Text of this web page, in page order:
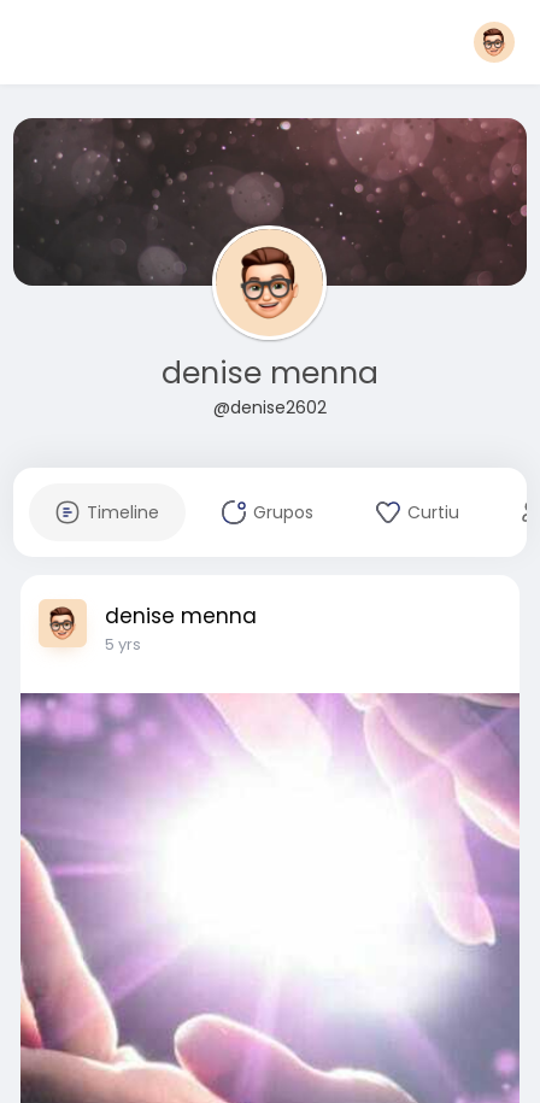
denise menna
@denise2602
Timeline Grupos Curtiu
denise menna
5 yrs